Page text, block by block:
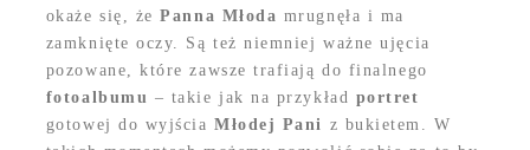
okaże się, żePanna Młoda mrugnęła i ma
zamknięte oczy. Są też niemniej ważne ujęcia
pozowane, które zawsze trafiają do finalnego
fotoalbumu – takie jak na przykład portret
gotowej do wyjściaMłodej Pani z bukietem. W